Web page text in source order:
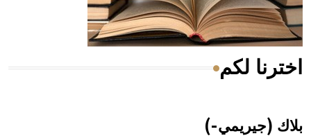
أجود أنواعه، ويمتاز بكبر الحجم ويسمى الش
هل تعلم أن الأبسيد كلمة فرنسية اللفظ تم اعتمادها مصطلحاً
اخترنا لكم
بلاك (جيريمي-)